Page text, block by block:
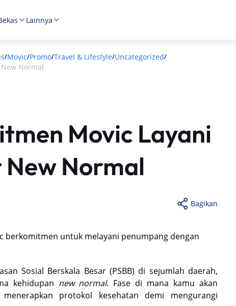
Lainnya
/Movic/Promo/Travel & Lifestyle/Uncategorized/
Normal
Movic Layani
Normal
Bagikan
berkomitmen untuk melayani penumpang dengan
Sosial Berskala Besar (PSBB) di sejumlah daerah,
kehidupan new normal. Fase di mana kamu akan
protokol kesehatan demi mengurangi